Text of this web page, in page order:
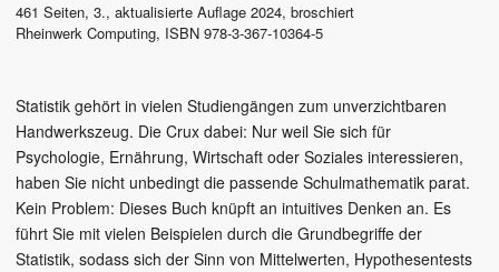
461 Seiten, 3., aktualisierte Auflage 2024, broschiert
Rheinwerk Computing, ISBN 978-3-367-10364-5
Statistik gehört in vielen Studiengängen zum unverzichtbaren
Handwerkszeug. Die Crux dabei: Nur weil Sie sich für
Psychologie, Ernährung, Wirtschaft oder Soziales interessieren,
haben Sie nicht unbedingt die passende Schulmathematik parat.
Kein Problem: Dieses Buch knüpft an intuitives Denken an. Es
führt Sie mit vielen Beispielen durch die Grundbegriffe der
Statistik, sodass sich der Sinn von Mittelwerten, Hypothesentests